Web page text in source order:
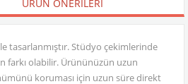
ÜRÜN ÖNERILERI
tasarlanmıştır. Stüdyo çekimlerinde
farkı olabilir. Ürününüzün uzun
koruması için uzun süre direkt